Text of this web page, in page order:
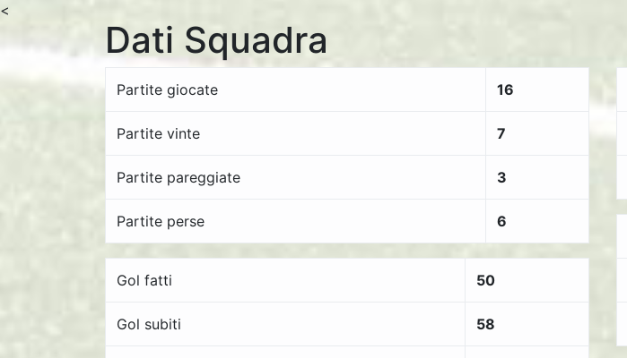
<
Dati Squadra
Partite giocate 16
Partite vinte 7
Partite pareggiate 3
Partite perse 6
Gol fatti 50
Gol subiti 58